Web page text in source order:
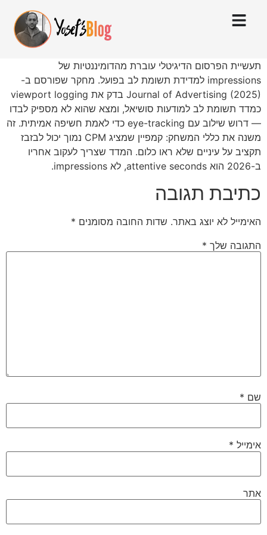
תעשיית הפרסום הדיגיטלי עוברת מהדומיננטיות של
impressions למדידת תשומת לב בפועל. מחקר שפורסם ב-
Journal of Advertising (2025) בדק את viewport logging
כמדד תשומת לב למודעות סושיאל, ומצא שהוא לא מספיק לבדו
— דרוש שילוב עם eye-tracking כדי לאמת חשיפה אמיתית. זה
משנה את כללי המשחק: קמפיין שמציג CPM נמוך יכול לבזבז
תקציב על עיניים שלא ראו כלום. המדד שצריך לעקוב אחריו
ב-2026 הוא attentive seconds, לא impressions.
כתיבת תגובה
האימייל לא יוצג באתר. שדות החובה מסומנים *
התגובה שלך *
שם *
אימייל *
אתר